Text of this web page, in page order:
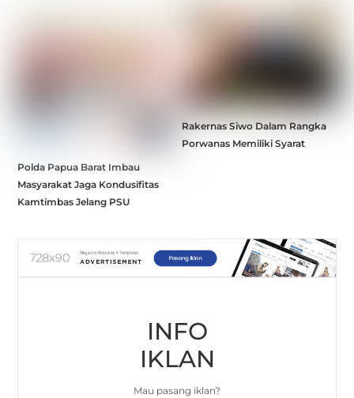
Polda Papua Barat Imbau
Masyarakat Jaga Kondusifitas
Kamtimbas Jelang PSU
Rakernas Siwo Dalam Rangka
Porwanas Memiliki Syarat
INFO
IKLAN
Mau pasang iklan?